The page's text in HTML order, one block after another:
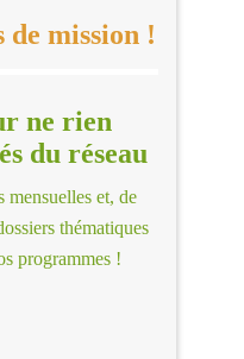
de mission !
ne rien
du réseau
mensuelles et, de
thématiques
programmes !